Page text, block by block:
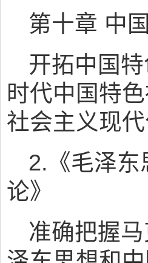
第十章 中
开拓中国
时代中国特
社会主义现
2.《毛泽
论》
准确把握